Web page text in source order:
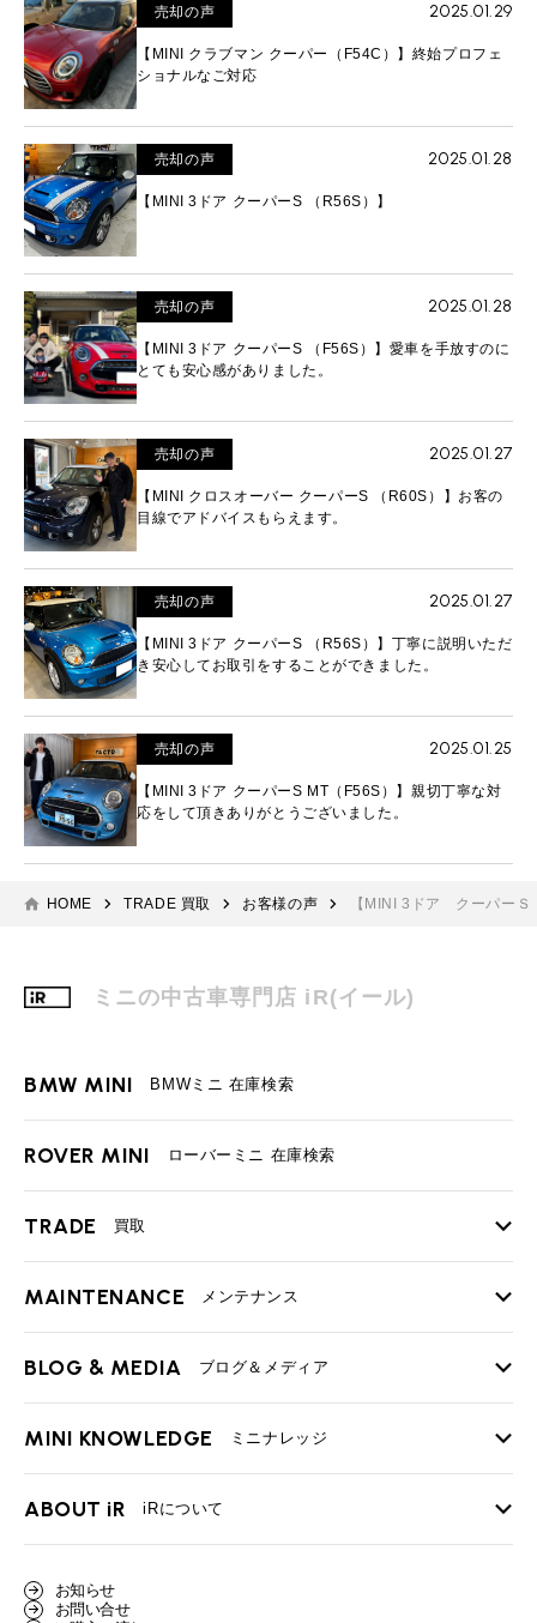
売却の声 2025.01.29
【MINI クラブマン クーパー（F54C）】終始プロフェ
ショナルなご対応
売却の声 2025.01.28
【MINI 3ドア クーパーS （R56S）】
売却の声 2025.01.28
【MINI 3ドア クーパーS （F56S）】愛車を手放すのに
とても安心感がありました。
売却の声 2025.01.27
【MINI クロスオーバー クーパーS （R60S）】お客の
目線でアドバイスもらえます。
売却の声 2025.01.27
【MINI 3ドア クーパーS （R56S）】丁寧に説明いただ
き安心してお取引をすることができました。
売却の声 2025.01.25
【MINI 3ドア クーパーS MT（F56S）】親切丁寧な対
応をして頂きありがとうございました。
HOME TRADE 買取 お客様の声 【MINI 3ドア クーパーＳ
ミニの中古車専門店 iR(イール)
BMW MINI BMWミニ 在庫検索
ROVER MINI ローバーミニ 在庫検索
TRADE 買取
TOP
必要書類
BMWミニ買取査定依頼
MAINTENANCE メンテナンス
TOP
最近の修理実績
BLOG & MEDIA ブログ＆メディア
TOP
User's Voice 購入者様の声
Part's Report
MINI KNOWLEDGE ミニナレッジ
TOP
ローバーミニナレッジ
ABOUT iR iRについて
お知らせ
お問い合せ